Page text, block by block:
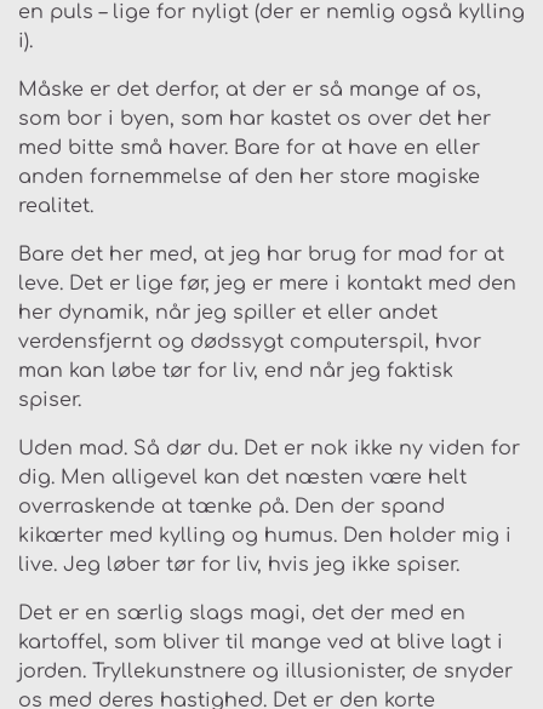
en puls – lige for nyligt (der er nemlig også kylling
i).
Måske er det derfor, at der er så mange af os,
som bor i byen, som har kastet os over det her
med bitte små haver. Bare for at have en eller
anden fornemmelse af den her store magiske
realitet.
Bare det her med, at jeg har brug for mad for at
leve. Det er lige før, jeg er mere i kontakt med den
her dynamik, når jeg spiller et eller andet
verdensfjernt og dødssygt computerspil, hvor
man kan løbe tør for liv, end når jeg faktisk
spiser.
Uden mad. Så dør du. Det er nok ikke ny viden for
dig. Men alligevel kan det næsten være helt
overraskende at tænke på. Den der spand
kikærter med kylling og humus. Den holder mig i
live. Jeg løber tør for liv, hvis jeg ikke spiser.
Det er en særlig slags magi, det der med en
kartoffel, som bliver til mange ved at blive lagt i
jorden. Tryllekunstnere og illusionister, de snyder
os med deres hastighed. Det er den korte